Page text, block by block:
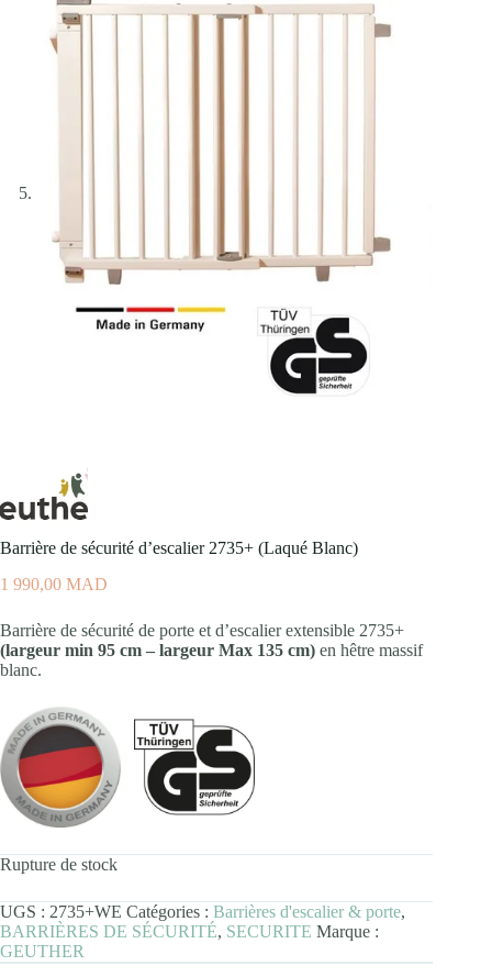
Barrière de sécurité d’escalier 2735+ (Laqué Blanc)
1 990,00 MAD
Barrière de sécurité de porte et d’escalier extensible 2735+
(largeur min 95 cm – largeur Max 135 cm) en hêtre massif
blanc.
Rupture de stock
UGS : 2735+WE Catégories : Barrières d'escalier & porte,
BARRIÈRES DE SÉCURITÉ, SECURITE Marque :
GEUTHER